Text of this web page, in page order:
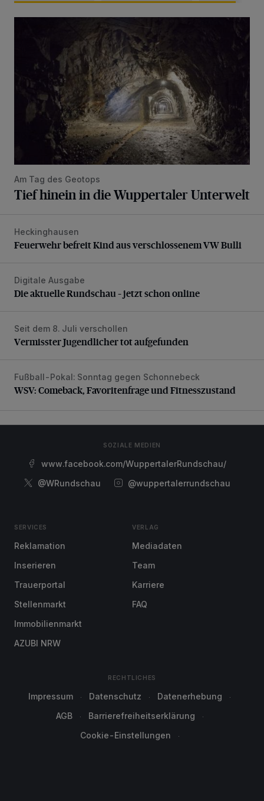
Am Tag des Geotops
Tief hinein in die Wuppertaler Unterwelt
Feuerwehr befreit Kind aus verschlossenem VW Bulli
Heckinghausen
Feuerwehr befreit Kind aus verschlossenem VW Bulli
Die aktuelle Rundschau – jetzt schon online
Digitale Ausgabe
Die aktuelle Rundschau – jetzt schon online
Vermisster Jugendlicher tot aufgefunden
Seit dem 8. Juli verschollen
Vermisster Jugendlicher tot aufgefunden
WSV: Comeback, Favoritenfrage und Fitnesszustand
Fußball-Pokal: Sonntag gegen Schonnebeck
WSV: Comeback, Favoritenfrage und Fitnesszustand
SOZIALE MEDIEN
www.facebook.com/WuppertalerRundschau/
@WRundschau
@wuppertalerrundschau
SERVICES
Reklamation
Inserieren
Trauerportal
Stellenmarkt
Immobilienmarkt
AZUBI NRW
VERLAG
Mediadaten
Team
Karriere
FAQ
RECHTLICHES
Impressum Datenschutz
Datenerhebung
AGB
Barrierefreiheitserklärung
Cookie-Einstellungen